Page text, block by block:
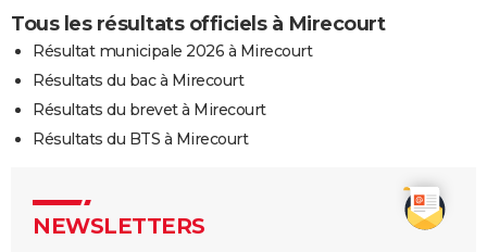
Tous les résultats officiels à Mirecourt
Résultat municipale 2026 à Mirecourt
Résultats du bac à Mirecourt
Résultats du brevet à Mirecourt
Résultats du BTS à Mirecourt
NEWSLETTERS